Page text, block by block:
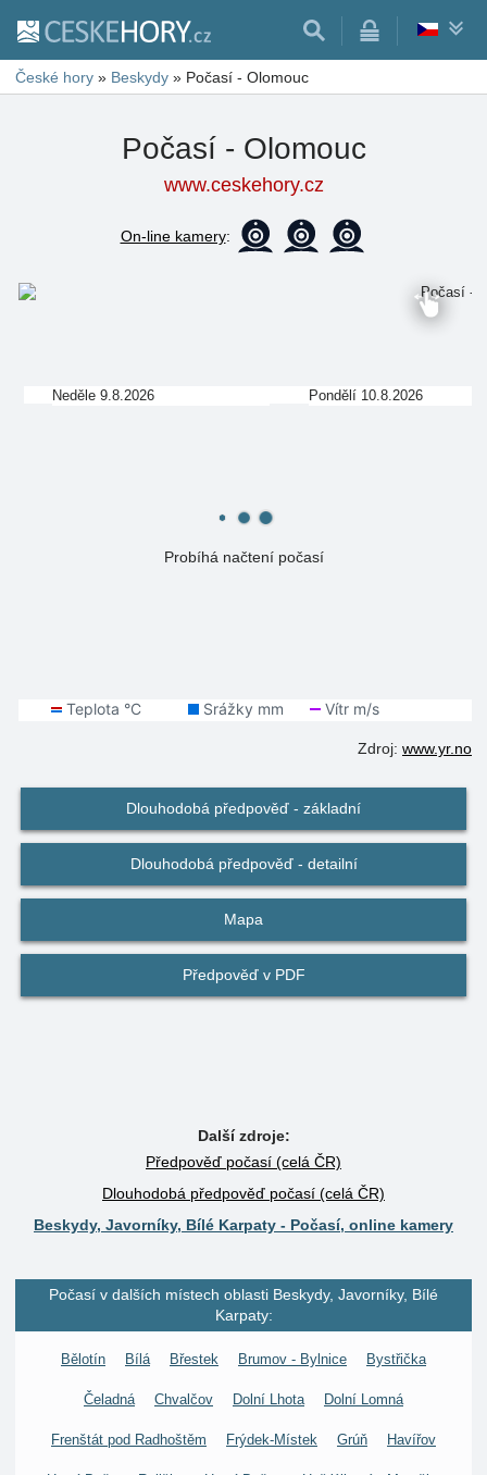
České hory » Beskydy » Počasí - Olomouc
Počasí - Olomouc
www.ceskehory.cz
On-line kamery:
Probíhá načtení počasí
Neděle 9.8.2026 Pondělí 10.8.2026
Zdroj: www.yr.no
Dlouhodobá předpověď - základní
Dlouhodobá předpověď - detailní
Mapa
Předpověď v PDF
Další zdroje:
Předpověď počasí (celá ČR)
Dlouhodobá předpověď počasí (celá ČR)
Beskydy, Javorníky, Bílé Karpaty - Počasí, online kamery
Počasí v dalších místech oblasti Beskydy, Javorníky, Bílé
Karpaty:
Bělotín Bílá Břestek Brumov - Bylnice Bystřička
Čeladná Chvalčov Dolní Lhota Dolní Lomná
Frenštát pod Radhoštěm Frýdek-Místek Grúň Havířov